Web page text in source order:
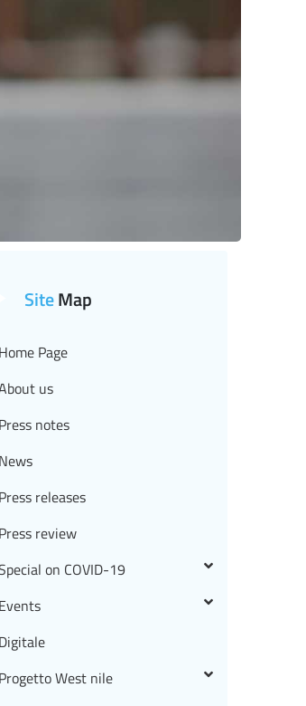
SiteMap
Home Page
us
Press notes
News
Press releases
Press review
on COVID-19
Events
Digitale
Progetto West nile